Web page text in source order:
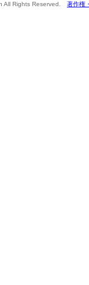
All Rights Reserved. 著作権